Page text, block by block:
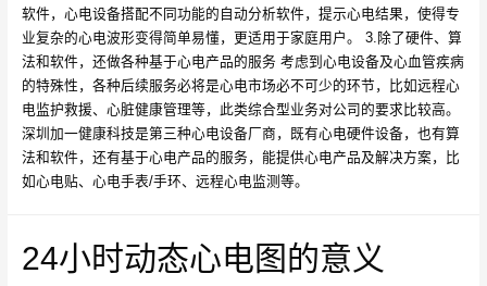
软件，心电设备搭配不同功能的自动分析软件，提示心电结果，使得专
业复杂的心电波形变得简单易懂，更适用于家庭用户。 3.除了硬件、算
法和软件，还做各种基于心电产品的服务 考虑到心电设备及心血管疾病
的特殊性，各种后续服务必将是心电市场必不可少的环节，比如远程心
电监护救援、心脏健康管理等，此类综合型业务对公司的要求比较高。
深圳加一健康科技是第三种心电设备厂商，既有心电硬件设备，也有算
法和软件，还有基于心电产品的服务，能提供心电产品及解决方案，比
如心电贴、心电手表/手环、远程心电监测等。
24小时动态心电图的意义